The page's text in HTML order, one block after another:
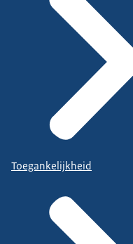
Toegankelijkheid